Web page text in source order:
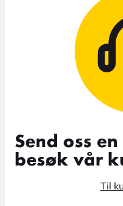
Send oss
besøk vår
Til